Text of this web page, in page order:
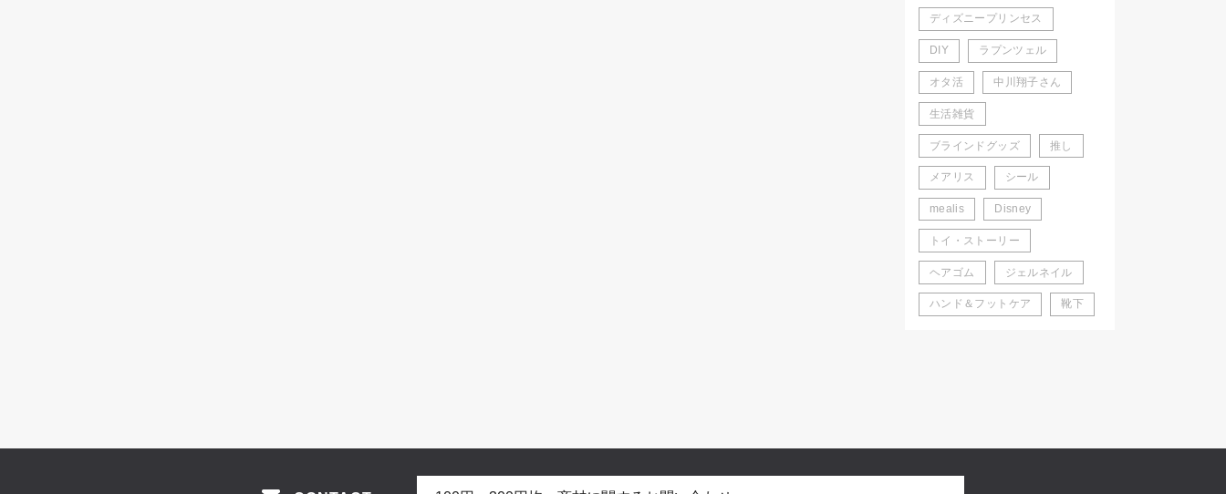
ディズニープリンセス
DIY ラプンツェル
オタ活 中川翔子さん
生活雑貨
ブラインドグッズ 推し
メアリス シール
mealis Disney
トイ・ストーリー
ヘアゴム ジェルネイル
ハンド＆フットケア 靴下